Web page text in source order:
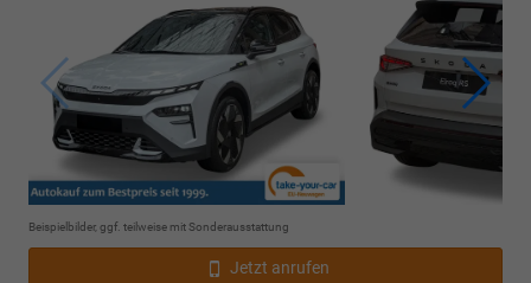
Beispielbilder, ggf. teilweise mit Sonderausstattung
Jetzt anrufen